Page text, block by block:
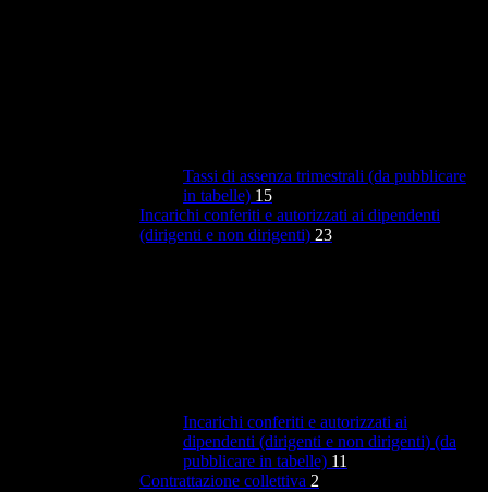
Tassi di assenza trimestrali (da pubblicare
in tabelle) 15
Incarichi conferiti e autorizzati ai dipendenti
(dirigenti e non dirigenti) 23
Incarichi conferiti e autorizzati ai
dipendenti (dirigenti e non dirigenti) (da
pubblicare in tabelle) 11
Contrattazione collettiva 2